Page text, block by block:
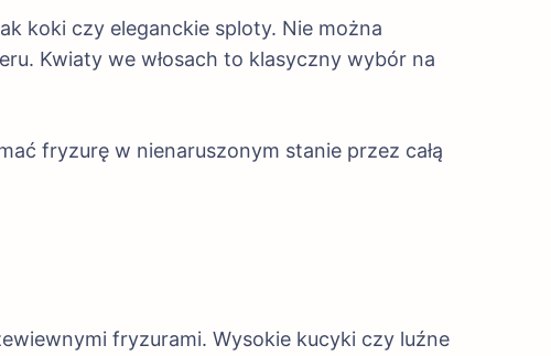
koki czy eleganckie sploty. Nie można
Kwiaty we włosach to klasyczny wybór na
fryzurę w nienaruszonym stanie przez całą
fryzurami. Wysokie kucyki czy luźne